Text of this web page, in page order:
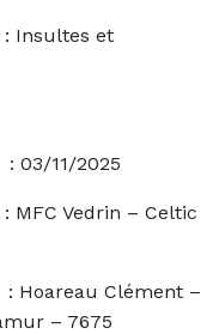
et
– Celtic
Clément –
– 7675